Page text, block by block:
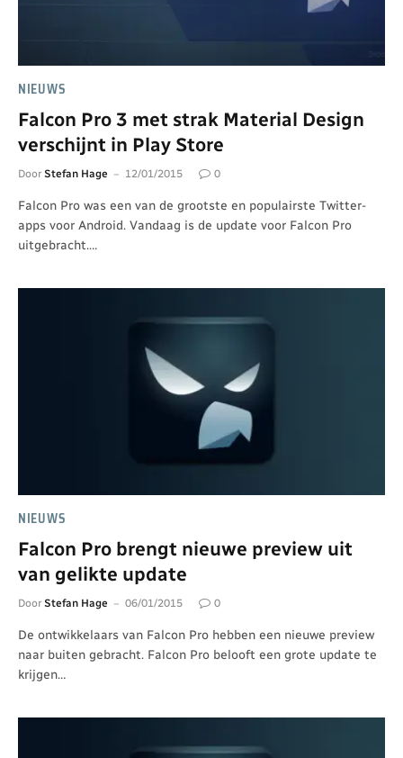
NIEUWS
Falcon Pro 3 met strak Material Design
verschijnt in Play Store
Door Stefan Hage 12/01/2015 0
Falcon Pro was een van de grootste en populairste Twitter-
apps voor Android. Vandaag is de update voor Falcon Pro
uitgebracht.…
NIEUWS
Falcon Pro brengt nieuwe preview uit
van gelikte update
Door Stefan Hage 06/01/2015 0
De ontwikkelaars van Falcon Pro hebben een nieuwe preview
naar buiten gebracht. Falcon Pro belooft een grote update te
krijgen…